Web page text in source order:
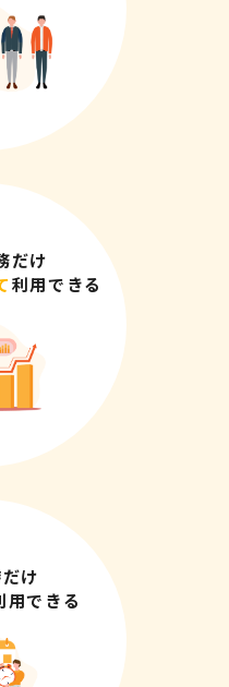
だけ
利用できる
け
用できる